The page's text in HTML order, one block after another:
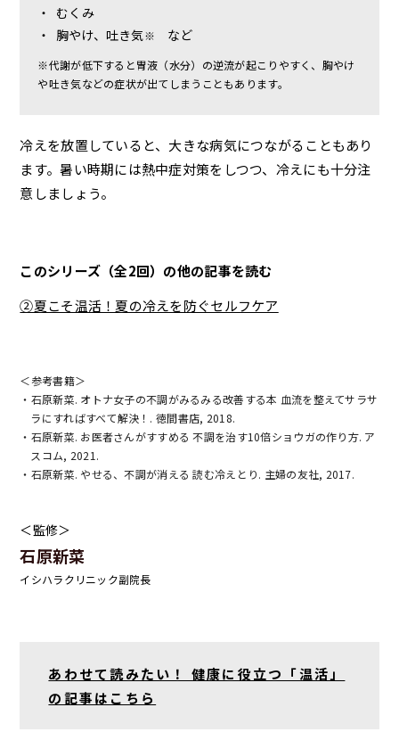
・
むくみ
・
胸やけ、吐き気※ など
※代謝が低下すると胃液（水分）の逆流が起こりやすく、胸やけ
や吐き気などの症状が出てしまうこともあります。
冷えを放置していると、大きな病気につながることもあり
ます。暑い時期には熱中症対策をしつつ、冷えにも十分注
意しましょう。
このシリーズ（全2回）の他の記事を読む
②夏こそ温活！夏の冷えを防ぐセルフケア
＜参考書籍＞
・石原新菜. オトナ女子の不調がみるみる改善する本 血流を整えてサラサ
ラにすればすべて解決！. 徳間書店, 2018.
・石原新菜. お医者さんがすすめる 不調を治す10倍ショウガの作り方. ア
スコム, 2021.
・石原新菜. やせる、不調が消える 読む冷えとり. 主婦の友社, 2017.
＜監修＞
石原新菜
イシハラクリニック副院長
あわせて読みたい！ 健康に役立つ「温活」
の記事はこちら